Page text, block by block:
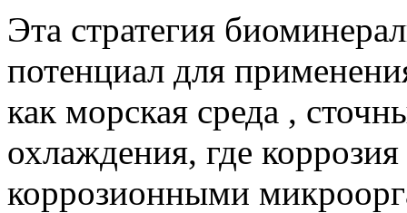
Эта стратегия
потенциал для
как морская среда ,
охлаждения, где
коррозионными